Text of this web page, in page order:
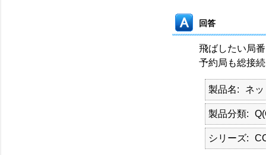
回答
飛ばしたい局
予約局も総接
製品名 ネ
製品分類
シリーズ